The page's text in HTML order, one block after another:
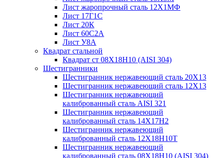
Лист жаропрочный сталь 12Х1МФ
Лист 17Г1С
Лист 20К
Лист 60С2А
Лист У8А
Квадрат стальной
Квадрат ст 08Х18Н10 (AISI 304)
Шестигранники
Шестигранник нержавеющий сталь 20Х13
Шестигранник нержавеющий сталь 12Х13
Шестигранник нержавеющий
калиброванный сталь AISI 321
Шестигранник нержавеющий
калиброванный сталь 14Х17Н2
Шестигранник нержавеющий
калиброванный сталь 12Х18Н10Т
Шестигранник нержавеющий
калиброванный сталь 08Х18Н10 (AISI 304)